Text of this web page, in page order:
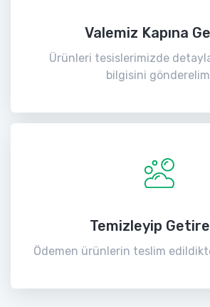
Valemiz Kapına
Ürünleri tesislerimizde
bilgisini
Temizleyip
Ödemen ürünlerin teslim